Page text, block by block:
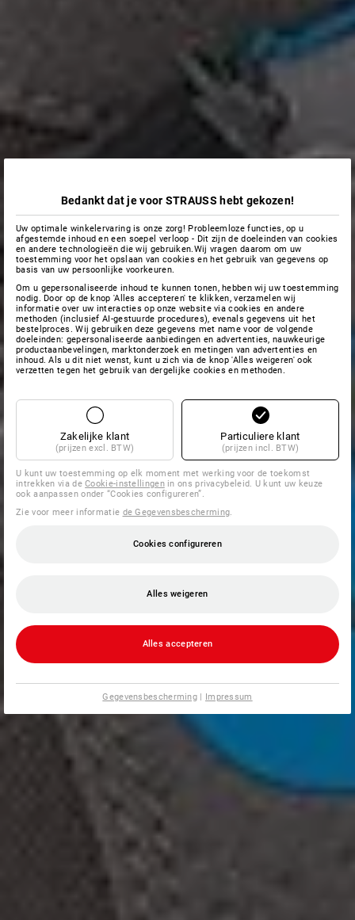
Bedankt dat je voor STRAUSS hebt gekozen!
Uw optimale winkelervaring is onze zorg! Probleemloze functies, op u
afgestemde inhoud en een soepel verloop - Dit zijn de doeleinden van cookies
en andere technologieën die wij gebruiken.Wij vragen daarom om uw
toestemming voor het opslaan van cookies en het gebruik van gegevens op
basis van uw persoonlijke voorkeuren.
Om u gepersonaliseerde inhoud te kunnen tonen, hebben wij uw toestemming
nodig. Door op de knop 'Alles accepteren' te klikken, verzamelen wij
informatie over uw interacties op onze website via cookies en andere
methoden (inclusief AI-gestuurde procedures), evenals gegevens uit het
bestelproces. Wij gebruiken deze gegevens met name voor de volgende
doeleinden: gepersonaliseerde aanbiedingen en advertenties, nauwkeurige
productaanbevelingen, marktonderzoek en metingen van advertenties en
inhoud. Als u dit niet wenst, kunt u zich via de knop 'Alles weigeren' ook
verzetten tegen het gebruik van dergelijke cookies en methoden.
Zakelijke klant
(prijzen excl. BTW)
Particuliere klant
(prijzen incl. BTW)
U kunt uw toestemming op elk moment met werking voor de toekomst
intrekken via deCookie-instellingenin ons privacybeleid. U kunt uw keuze
ook aanpassen onder “Cookies configureren”.
Zie voor meer informatie de Gegevensbescherming.
Cookies configureren
Alles weigeren
Alles accepteren
Gegevensbescherming | Impressum